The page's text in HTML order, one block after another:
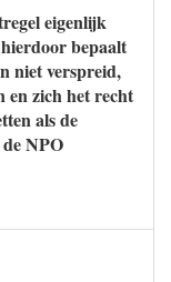
eigenlijk
bepaalt
niet verspreid,
en zich het recht
als de
NPO